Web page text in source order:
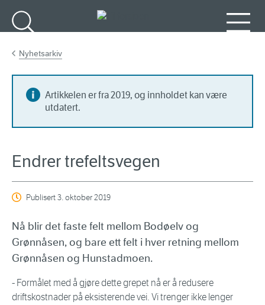
Nyhetsarkiv
Artikkelen er fra 2019, og innholdet kan være
utdatert.
Endrer trefeltsvegen
Publisert3. oktober 2019
Nå blir det faste felt mellom Bodøelv og
Grønnåsen, og bare ett felt i hver retning mellom
Grønnåsen og Hunstadmoen.
- Formålet med å gjøre dette grepet nå er å redusere
driftskostnader på eksisterende vei. Vi trenger ikke lenger